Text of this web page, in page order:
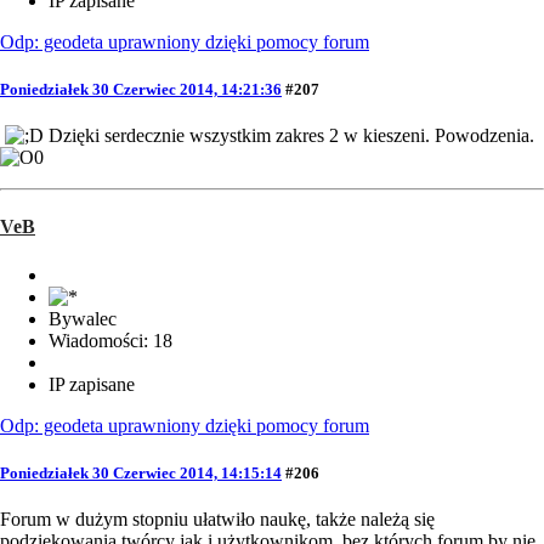
Odp: geodeta uprawniony dzięki pomocy forum
Poniedziałek 30 Czerwiec 2014, 14:21:36 #207
Dzięki serdecznie wszystkim zakres 2 w kieszeni. Powodzenia.
VeB
Bywalec
Wiadomości: 18
IP zapisane
Odp: geodeta uprawniony dzięki pomocy forum
Poniedziałek 30 Czerwiec 2014, 14:15:14 #206
Forum w dużym stopniu ułatwiło naukę, także należą się